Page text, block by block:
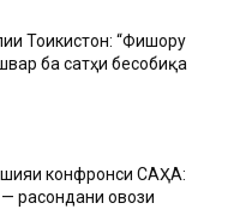
Тоҷикистон: “Фишору
ба сатҳи бесобиқа
конфронси САҲА:
расондани овози